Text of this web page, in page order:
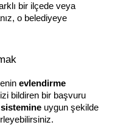
bir ilçede veya
o belediyeye
evlendirme
bildiren bir başvuru
uygun şekilde